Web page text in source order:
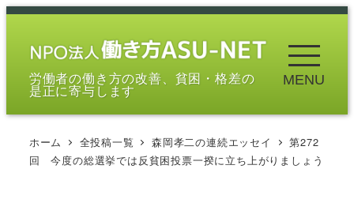
メ
労働者の働き方の改善、貧困・格差の
是正に寄与します
MENU
ホーム 全投稿一覧 森岡孝二の連続エッセイ
第272
回 今度の総選挙では反貧困投票一揆に立ち上がりましょう